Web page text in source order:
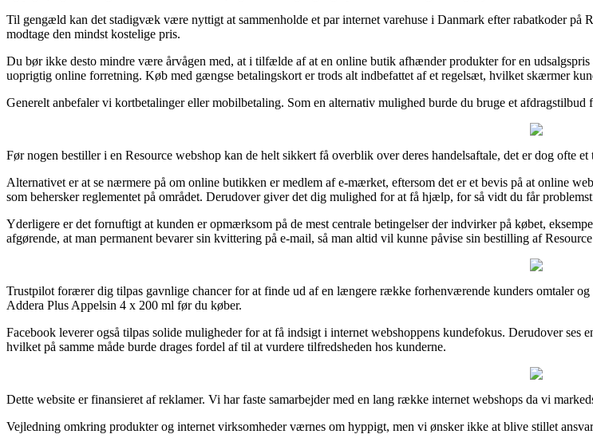
Til gengæld kan det stadigvæk være nyttigt at sammenholde et par internet varehuse i Danmark efter rabatkoder
modtage den mindst kostelige pris.
Du bør ikke desto mindre være årvågen med, at i tilfælde af at en online butik afhænder produkter for en
uoprigtig online forretning. Køb med gængse betalingskort er trods alt indbefattet af et regelsæt, hvilket skærmer
Generelt anbefaler vi kortbetalinger eller mobilbetaling. Som en alternativ mulighed burde du bruge et
Før nogen bestiller i en Resource webshop kan de helt sikkert få overblik over deres handelsaftale, det er dog ofte
Alternativet er at se nærmere på om online butikken er medlem af e-mærket, eftersom det er et bevis på at online
som behersker reglementet på området. Derudover giver det dig mulighed for at få hjælp, for så vidt du får
Yderligere er det fornuftigt at kunden er opmærksom på de mest centrale betingelser der indvirker på købet,
afgørende, at man permanent bevarer sin kvittering på e-mail, så man altid vil kunne påvise sin bestilling af
Trustpilot forærer dig tilpas gavnlige chancer for at finde ud af en længere række forhenværende kunders omtaler og
Addera Plus Appelsin 4 x 200 ml før du køber.
Facebook leverer også tilpas solide muligheder for at få indsigt i internet webshoppens kundefokus. Derudover ses
hvilket på samme måde burde drages fordel af til at vurdere tilfredsheden hos kunderne.
Dette website er finansieret af reklamer. Vi har faste samarbejder med en lang række internet webshops da vi
Vejledning omkring produkter og internet virksomheder værnes om hyppigt, men vi ønsker ikke at blive stillet